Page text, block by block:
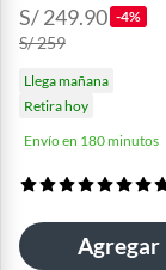
S/ 249.90 -4%
S/ 259
Llega mañana
Retira hoy
Envío en 180 minutos
Agregar